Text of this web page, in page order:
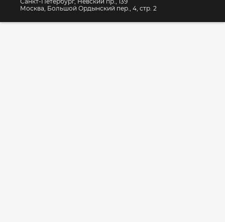
Москва, Большой Ордынский пер., 4, стр. 2